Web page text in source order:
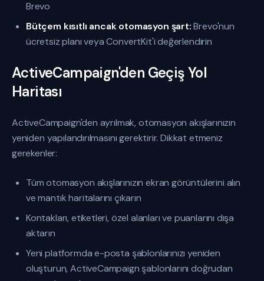
Brevo
Bütçem kısıtlı ancak otomasyon şart:Brevo'nun
ücretsiz planı veya ConvertKit'i değerlendirin
ActiveCampaign'den Geçiş Yol
Haritası
ActiveCampaign'den ayrılmak, otomasyon akışlarınızın
yeniden yapılandırılmasını gerektirir. Dikkat etmeniz
gerekenler:
Tüm otomasyon akışlarınızın ekran görüntülerini alın
ve mantık haritalarını çıkarın
Kontakları, etiketleri, özel alanları ve puanlarını dışa
aktarın
Yeni platformda e-posta şablonlarınızı yeniden
oluşturun, ActiveCampaign şablonlarını doğrudan